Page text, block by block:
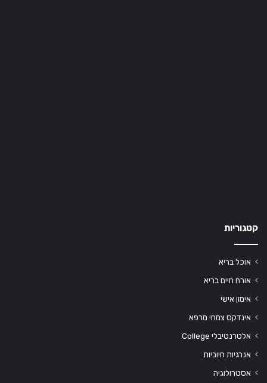
קטגוריות
אוכל בריא
אורח חיים בריא
אימון אישי
אינדקס צמחי מרפא
אלטרנטיבלי College
אנרגיות חיוביות
אסטרולוגיה